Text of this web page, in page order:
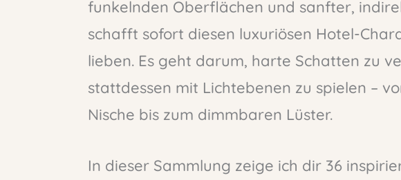
funkelnden Oberflächen und sanfter,
schafft sofort diesen luxuriösen Hotel-
lieben. Es geht darum, harte Schatten zu
stattdessen mit Lichtebenen zu spielen –
Nische bis zum dimmbaren Lüster.
In dieser Sammlung zeige ich dir 36